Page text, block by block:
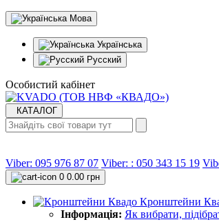
Мова
Українська
Русский
Особистий кабінет
КАТАЛОГ
Viber: 095 976 87 07 Viber: : 050 343 15 19‬
0 0.00 грн
Кронштейни
Інформація: Як вибрати,